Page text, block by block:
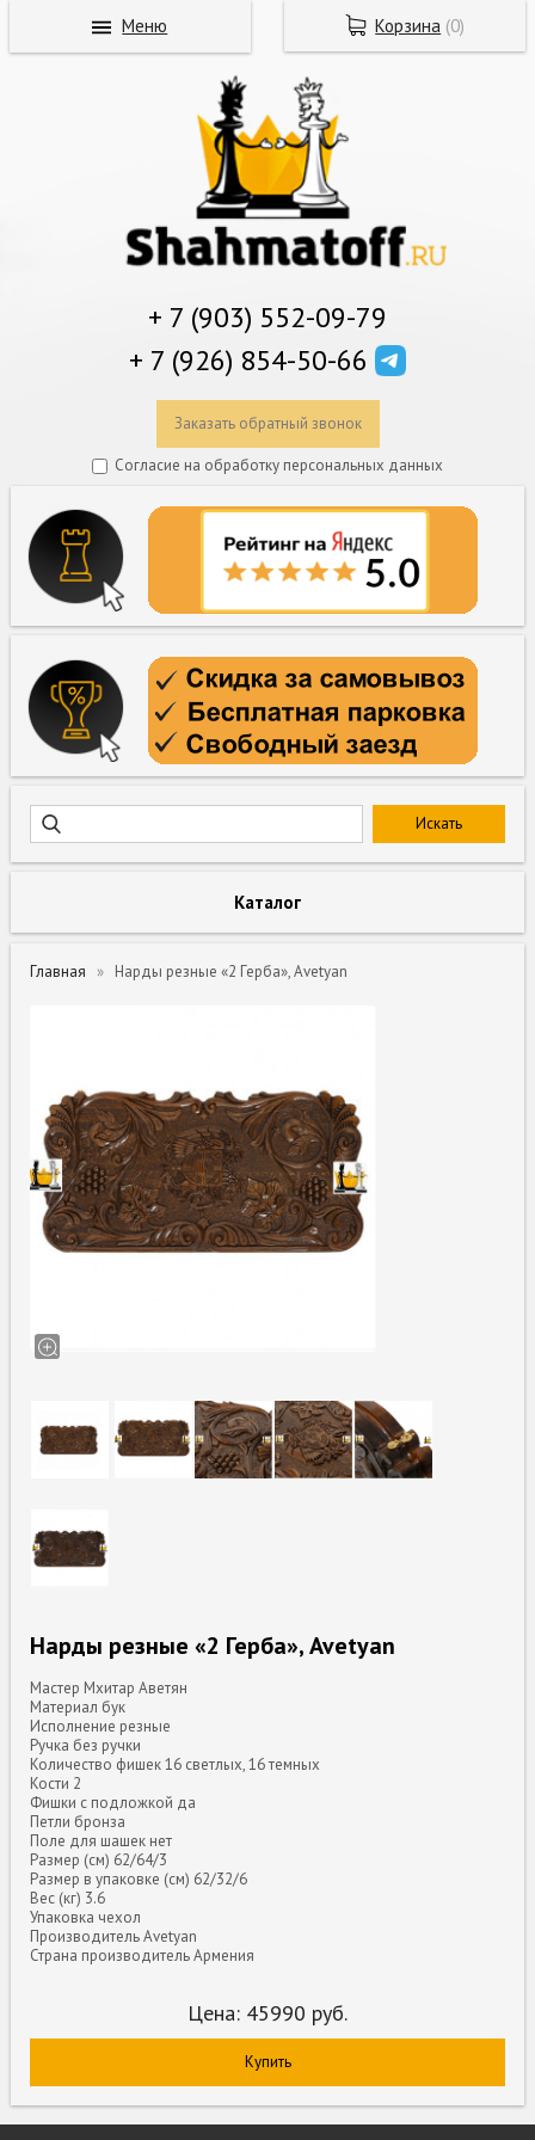
+ 7 (903) 552-09-79
+ 7 (926) 854-50-66
Заказать обратный звонок
Согласие на обработку персональных данных
Каталог
Главная Нарды резные «2 Герба», Avetyan
Нарды резные «2 Герба», Avetyan
Мастер Мхитар Аветян
Материал бук
Исполнение резные
Ручка без ручки
Количество фишек 16 светлых, 16 темных
Кости 2
Фишки с подложкой да
Петли бронза
Поле для шашек нет
Размер (см) 62/64/3
Размер в упаковке (см) 62/32/6
Вес (кг) 3.6
Упаковка чехол
Производитель Avetyan
Страна производитель Армения
Цена: 45990 руб.
Купить
Корзина (0)
Меню